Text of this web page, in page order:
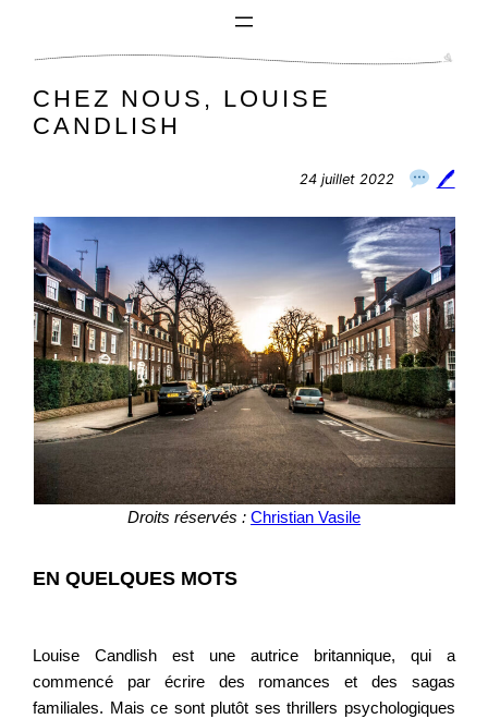
CHEZ NOUS, LOUISE
CANDLISH
24 juillet 2022 🖊
Droits réservés : Christian Vasile
EN QUELQUES MOTS
Louise Candlish est une autrice britannique, qui a
commencé par écrire des romances et des sagas
familiales. Mais ce sont plutôt ses thrillers psychologiques